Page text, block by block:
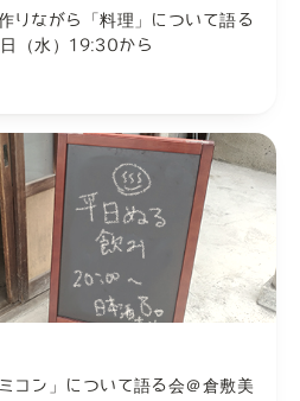
りながら「料理」について語る
（水）19:30から
コン」について語る会＠倉敷美